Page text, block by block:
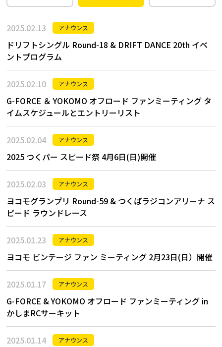
2025.02.13 アナウンス
ドリフトシングル Round-18 & DRIFT DANCE 20th イベ
ントプログラム
2025.02.10 アナウンス
G-FORCE ＆ YOKOMO オフロード ファンミーティング タ
イムスケジュールとエントリーリスト
2025.02.04 アナウンス
2025 つくパー スピード祭 4月6日(日)開催
2025.02.03 アナウンス
ヨコモグランプリ Round-59 & つくばラジコンアリーナ ス
ピード ラウンドレース
2025.01.23 アナウンス
ヨコモ ビンテージ ファン ミーティング 2月23日(日）開催
2025.01.17 アナウンス
G-FORCE & YOKOMO オフロード ファンミーティング in
かしまRCサーキット
2025.01.14 アナウンス